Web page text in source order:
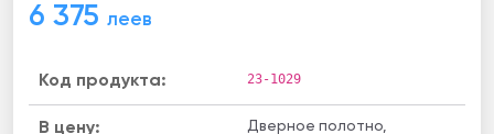
6 375 леев
Код продукта: 23-1029
В цену:
Дверное полотно,